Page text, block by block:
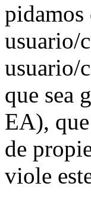
pidamos
usuario/
usuario/
que sea
EA),
de
viole